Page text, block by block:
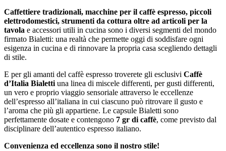
Caffettiere tradizionali, macchine per il caffè espresso, piccoli
elettrodomestici, strumenti da cottura oltre ad articoli per la
tavola e accessori utili in cucina sono i diversi segmenti del mondo
firmato Bialetti: una realtà che permette oggi di soddisfare ogni
esigenza in cucina e di rinnovare la propria casa scegliendo dettagli
di stile.
E per gli amanti del caffè espresso troverete gli esclusivi Caffè
d’Italia Bialetti una linea di miscele differenti, per gusti differenti,
un vero e proprio viaggio sensoriale attraverso le eccellenze
dell’espresso all’italiana in cui ciascuno può ritrovare il gusto e
l’aroma che più gli appartiene. Le capsule Bialetti sono
perfettamente dosate e contengono 7 gr di caffè, come previsto dal
disciplinare dell’autentico espresso italiano.
Convenienza ed eccellenza sono il nostro stile!